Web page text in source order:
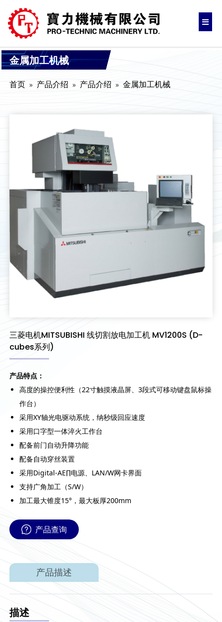
金属加工机械
首页 产品介绍 产品介绍 金属加工机械
三菱电机MITSUBISHI 线切割放电加工机 MV1200S (D-
cubes系列)
产品特点：
高度的操控便利性（22寸触摸液晶屏、3段式可移动键盘鼠标操
作台）
采用XY轴光电驱动系统，纳秒级回应速度
采用口字型一体淬火工作台
配备前门自动升降功能
配备自动穿丝装置
采用Digital-AE∏电源、LAN/W网卡界面
支持广角加工（S/W）
加工最大锥度15°，最大板厚200mm
产品查询
产品描述
描述